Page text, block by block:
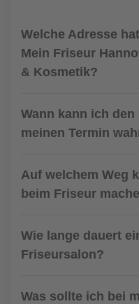
Welche Adresse
Mein Friseur
& Kosmetik?
Wann kann ich
meinen Termin
Auf welchem Weg
beim Friseur
Wie lange dauert
Friseursalon?
Was sollte ich bei